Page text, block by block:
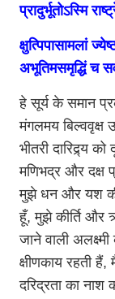
प्रादुर्भूतोऽस्मि
क्षुत्पिपासामलां
अभूतिमसमृद्धिं च
हे सूर्य के समान
मंगलमय बिल्ववृक्ष
भीतरी दारिद्र्य
मणिभद्र और दक्ष
मुझे धन और यश की
हूँ, मुझे कीर्ति और
जाने वाली
क्षीणकाय रहती
दरिद्रता का नाश